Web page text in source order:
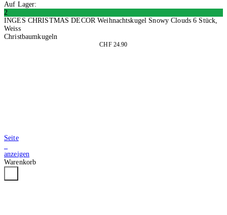
Auf Lager:
2
INGES CHRISTMAS DECOR Weihnachtskugel Snowy Clouds 6 Stück,
Weiss
Christbaumkugeln
CHF 24.90
Seite
anzeigen
Warenkorb